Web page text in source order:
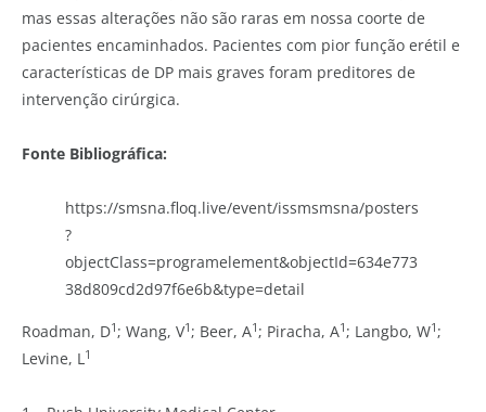
mas essas alterações não são raras em nossa coorte de
pacientes encaminhados. Pacientes com pior função erétil e
características de DP mais graves foram preditores de
intervenção cirúrgica.
Fonte Bibliográfica:
https://smsna.floq.live/event/issmsmsna/posters
?
objectClass=programelement&objectId=634e773
38d809cd2d97f6e6b&type=detail
Roadman, D1; Wang, V1; Beer, A1; Piracha, A1; Langbo, W1;
Levine, L1